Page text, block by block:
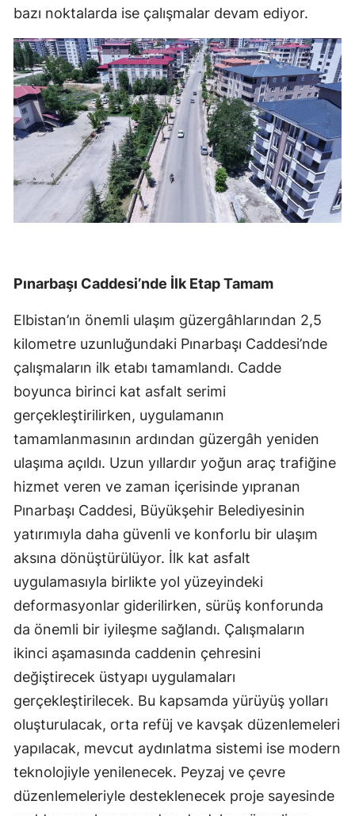
bazı noktalarda ise çalışmalar devam ediyor.
Pınarbaşı Caddesi’nde İlk Etap Tamam
Elbistan’ın önemli ulaşım güzergâhlarından 2,5
kilometre uzunluğundaki Pınarbaşı Caddesi’nde
çalışmaların ilk etabı tamamlandı. Cadde
boyunca birinci kat asfalt serimi
gerçekleştirilirken, uygulamanın
tamamlanmasının ardından güzergâh yeniden
ulaşıma açıldı. Uzun yıllardır yoğun araç trafiğine
hizmet veren ve zaman içerisinde yıpranan
Pınarbaşı Caddesi, Büyükşehir Belediyesinin
yatırımıyla daha güvenli ve konforlu bir ulaşım
aksına dönüştürülüyor. İlk kat asfalt
uygulamasıyla birlikte yol yüzeyindeki
deformasyonlar giderilirken, sürüş konforunda
da önemli bir iyileşme sağlandı. Çalışmaların
ikinci aşamasında caddenin çehresini
değiştirecek üstyapı uygulamaları
gerçekleştirilecek. Bu kapsamda yürüyüş yolları
oluşturulacak, orta refüj ve kavşak düzenlemeleri
yapılacak, mevcut aydınlatma sistemi ise modern
teknolojiyle yenilenecek. Peyzaj ve çevre
düzenlemeleriyle desteklenecek proje sayesinde